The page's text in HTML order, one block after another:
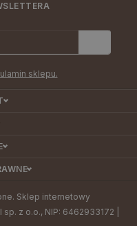
sklepu.
Sklep internetowy
z o.o., NIP: 6462933172 |